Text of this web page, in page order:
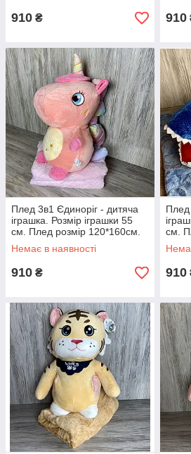
910 ₴ 910
Плед 3в1 Єдиноріг - дитяча
іграшка. Розмір іграшки 55
см. Плед розмір 120*160см.
Немає в наявності
910 ₴
Плед
см.
910